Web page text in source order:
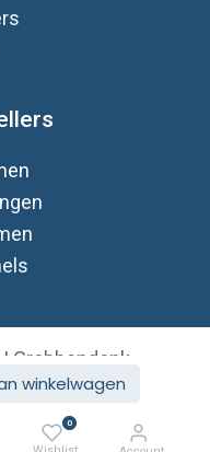
winkelwagen
0
Grobbendonk
Open source e-